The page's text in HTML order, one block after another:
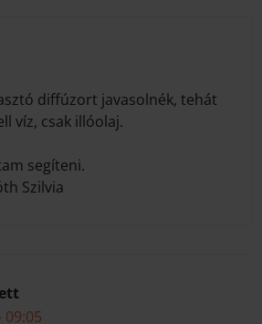
diffúzort javasolnék, tehát
víz, csak illóolaj.
segíteni.
Szilvia
09:05